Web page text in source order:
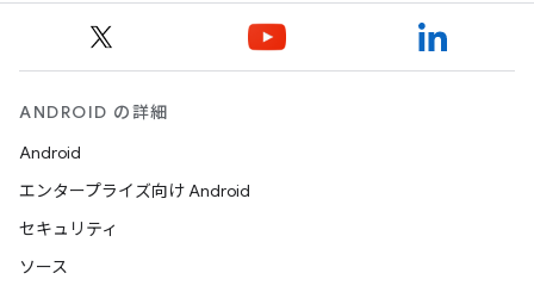
ANDROID の詳細
Android
エンタープライズ向け Android
セキュリティ
ソース